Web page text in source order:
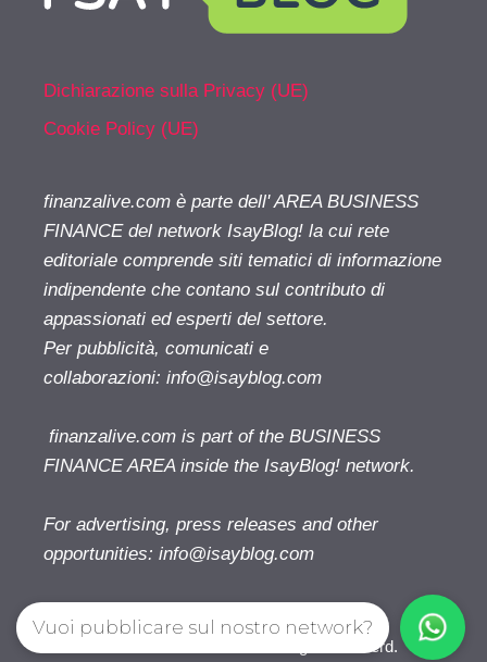
Dichiarazione sulla Privacy (UE)
Cookie Policy (UE)
finanzalive.com è parte dell' AREA BUSINESS
FINANCE del network IsayBlog! la cui rete
editoriale comprende siti tematici di informazione
indipendente che contano sul contributo di
appassionati ed esperti del settore.
Per pubblicità, comunicati e
collaborazioni: info@isayblog.com
finanzalive.com is part of the BUSINESS
FINANCE AREA inside the IsayBlog! network.
For advertising, press releases and other
opportunities: info@isayblog.com
Finanzalive.com © 2026. All right reserverd.
Vuoi pubblicare sul nostro network?